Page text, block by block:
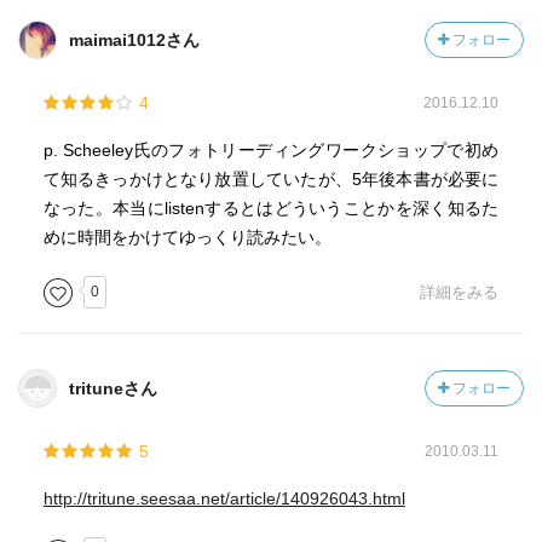
maimai1012さん フォロー
4 2016.12.10
p. Scheeley氏のフォトリーディングワークショップで初め
て知るきっかけとなり放置していたが、5年後本書が必要に
なった。本当にlistenするとはどういうことかを深く知るた
めに時間をかけてゆっくり読みたい。
0 詳細をみる
trituneさん フォロー
5 2010.03.11
http://tritune.seesaa.net/article/140926043.html